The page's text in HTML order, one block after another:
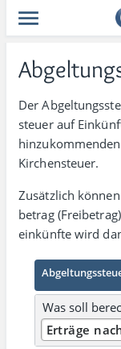
Der
steuer auf
Kirchen­steuer.
Zusätzlich
betrag
einkünfte wird
Was soll